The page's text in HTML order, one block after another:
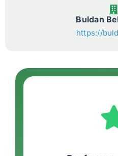
Buldan
https://